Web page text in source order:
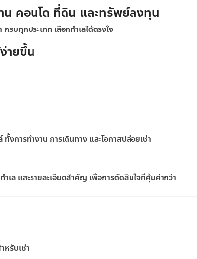
น คอนโด ที่ดิน และทรัพย์ลงทุน
รบทุกประเภท เลือกทำเลได้ตรงใจ
ายขึ้น
งการทำงาน การเดินทาง และโอกาสปล่อยเช่า
เล และรายละเอียดสำคัญ เพื่อการตัดสินใจที่คุ้มค่ากว่า
หรับเช่า